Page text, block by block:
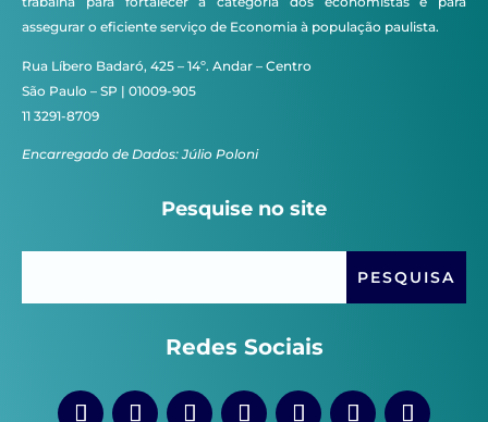
assegurar o eficiente serviço de Economia à população paulista.
Rua Líbero Badaró, 425 – 14º. Andar – Centro
São Paulo – SP | 01009-905
11 3291-8709
Encarregado de Dados: Júlio Poloni
Pesquise no site
Redes Sociais